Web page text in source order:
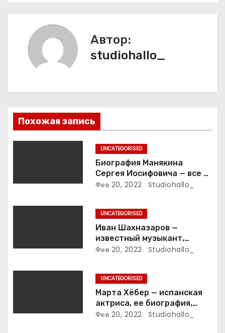
и
и
я
п
з
а
и
Автор:
studiohallo_
Похожая запись
UNCATEGORISED
Биография Манякина
Сергея Иосифовича — все о
ветеране футбола России!
Фев 20, 2022 Studiohallo_
UNCATEGORISED
Иван Шахназаров —
известный музыкант,
композитор и продюсер —
Фев 20, 2022 Studiohallo_
UNCATEGORISED
Марта Хёбер — испанская
актриса, ее биография,
фото и интересные факты,
Фев 20, 2022 Studiohallo_